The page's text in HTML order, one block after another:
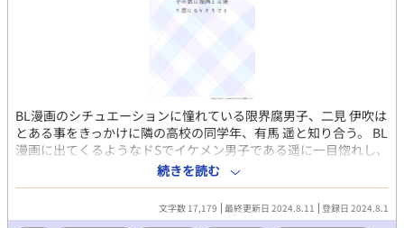
BL漫画のシチュエーションに憧れている限界腐男子、二見 伊吹は
とある事をきっかけに隣の高校の同学年、有馬 遥と知り合う。 BL
漫画に出てくるようなドSでイケメン男子である遥に一目惚れし、
遥とよく読むBL漫画のようなキュンキュンした甘い恋愛をする事
を夢見て、恋愛を頑張る伊吹…！ 平凡男子×ドS俺様系男子のボ
ーイズラブストーリー！！ Hなシーンを含む場面があります。 表
紙は仮です！
続きを読む
文字数 17,179 最終更新日 2024.8.11 登録日 2024.8.1